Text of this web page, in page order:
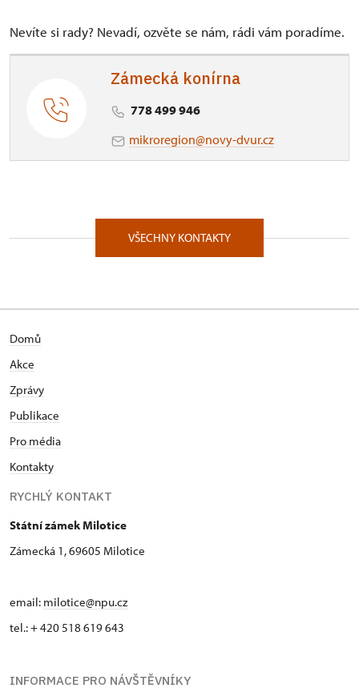
Nevíte si rady? Nevadí, ozvěte se nám, rádi vám poradíme.
Zámecká konírna
778 499 946
mikroregion@novy-dvur.cz
VŠECHNY KONTAKTY
Domů
Akce
Zprávy
Publikace
Pro média
Kontakty
RYCHLÝ KONTAKT
Státní zámek Milotice
Zámecká 1, 69605 Milotice
email: milotice@npu.cz
tel.: + 420 518 619 643
INFORMACE PRO NÁVŠTĚVNÍKY